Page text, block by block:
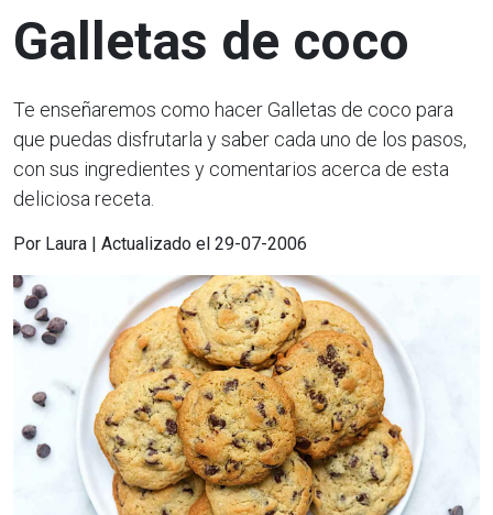
Galletas de coco
Te enseñaremos como hacer Galletas de coco para
que puedas disfrutarla y saber cada uno de los pasos,
con sus ingredientes y comentarios acerca de esta
deliciosa receta.
Por Laura | Actualizado el 29-07-2006